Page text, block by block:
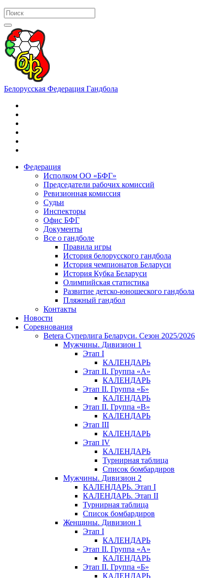
Белорусская Федерация Гандбола
Федерация
Исполком ОО «БФГ»
Председатели рабочих комиссий
Ревизионная комиссия
Судьи
Инспекторы
Офис БФГ
Документы
Все о гандболе
Правила игры
История белорусского гандбола
История чемпионатов Беларуси
История Кубка Беларуси
Олимпийская статистика
Развитие детско-юношеского гандбола
Пляжный гандбол
Контакты
Новости
Соревнования
Betera Суперлига Беларуси. Сезон 2025/2026
Мужчины. Дивизион 1
Этап I
КАЛЕНДАРЬ
Этап II. Группа «А»
КАЛЕНДАРЬ
Этап II. Группа «Б»
КАЛЕНДАРЬ
Этап II. Группа «В»
КАЛЕНДАРЬ
Этап III
КАЛЕНДАРЬ
Этап IV
КАЛЕНДАРЬ
Турнирная таблица
Список бомбардиров
Мужчины. Дивизион 2
КАЛЕНДАРЬ. Этап I
КАЛЕНДАРЬ. Этап II
Турнирная таблица
Список бомбардиров
Женщины. Дивизион 1
Этап I
КАЛЕНДАРЬ
Этап II. Группа «А»
КАЛЕНДАРЬ
Этап II. Группа «Б»
КАЛЕНДАРЬ